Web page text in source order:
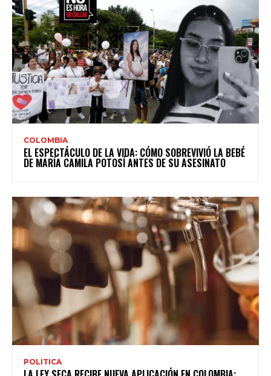
COLOMBIA
EL ESPECTÁCULO DE LA VIDA: CÓMO SOBREVIVIÓ LA BEBÉ
DE MARÍA CAMILA POTOSÍ ANTES DE SU ASESINATO
POLITICA